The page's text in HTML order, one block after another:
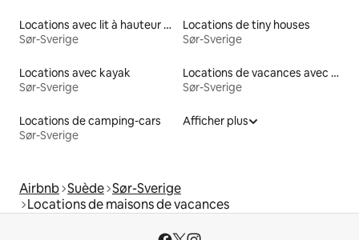
Locations avec lit à hauteur adaptée
Sør-Sverige
Locations de tiny houses
Sør-Sverige
Locations avec kayak
Sør-Sverige
Locations de vacances avec piscine
Sør-Sverige
Locations de camping-cars
Sør-Sverige
Afficher plus
Airbnb Suède Sør-Sverige
Locations de maisons de vacances